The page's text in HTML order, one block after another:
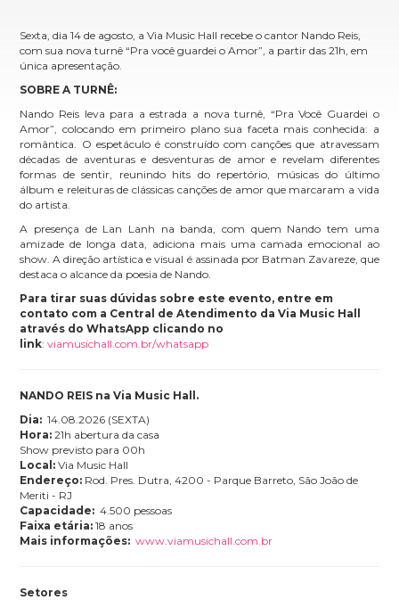
Sexta, dia 14 de agosto, a Via Music Hall recebe o cantor Nando Reis,
com sua nova turnê “Pra você guardei o Amor”, a partir das 21h, em
única apresentação.
SOBRE A TURNÊ:
Nando Reis leva para a estrada a nova turnê, “Pra Você Guardei o
Amor”, colocando em primeiro plano sua faceta mais conhecida: a
romântica. O espetáculo é construído com canções que atravessam
décadas de aventuras e desventuras de amor e revelam diferentes
formas de sentir, reunindo hits do repertório, músicas do último
álbum e releituras de clássicas canções de amor que marcaram a vida
do artista.
A presença de Lan Lanh na banda, com quem Nando tem uma
amizade de longa data, adiciona mais uma camada emocional ao
show. A direção artística e visual é assinada por Batman Zavareze, que
destaca o alcance da poesia de Nando.
Para tirar suas dúvidas sobre este evento, entre em
contato com a Central de Atendimento da Via Music Hall
através do WhatsApp clicando no
link:viamusichall.com.br/whatsapp
NANDO REIS na Via Music Hall.
Dia: 14.08.2026 (SEXTA)
Hora: 21h abertura da casa
Show previsto para 00h
Local: Via Music Hall
Endereço: Rod. Pres. Dutra, 4200 - Parque Barreto, São João de
Meriti - RJ
Capacidade: 4.500 pessoas
Faixa etária: 18 anos
Mais informações: www.viamusichall.com.br
Setores